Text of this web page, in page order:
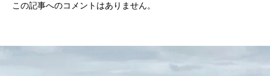
この記事へのコメントはありません。